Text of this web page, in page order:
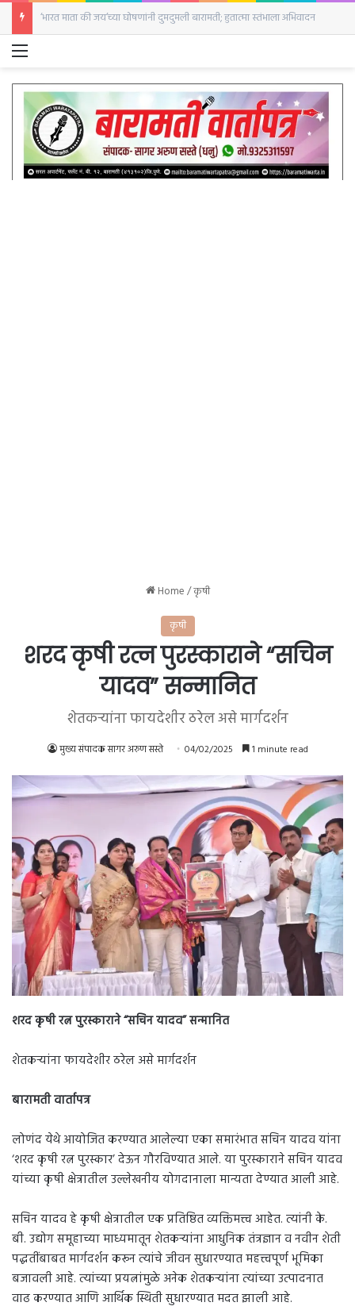
‘भारत माता की जय’च्या घोषणांनी दुमदुमली बारामती; हुतात्मा स्तंभाला अभिवादन
Menu
Home/कृषी
कृषी
शरद कृषी रत्न पुरस्काराने “सचिन
यादव” सन्मानित
शेतकऱ्यांना फायदेशीर ठरेल असे मार्गदर्शन
मुख्य संपादक सागर अरुण सस्ते 04/02/2025 1 minute read
शरद कृषी रत्न पुरस्काराने “सचिन यादव” सन्मानित
शेतकऱ्यांना फायदेशीर ठरेल असे मार्गदर्शन
बारामती वार्तापत्र
लोणंद येथे आयोजित करण्यात आलेल्या एका समारंभात सचिन यादव यांना
‘शरद कृषी रत्न पुरस्कार’ देऊन गौरविण्यात आले. या पुरस्काराने सचिन यादव
यांच्या कृषी क्षेत्रातील उल्लेखनीय योगदानाला मान्यता देण्यात आली आहे.
सचिन यादव हे कृषी क्षेत्रातील एक प्रतिष्ठित व्यक्तिमत्त्व आहेत. त्यांनी के.
बी. उद्योग समूहाच्या माध्यमातून शेतकऱ्यांना आधुनिक तंत्रज्ञान व नवीन शेती
पद्धतींबाबत मार्गदर्शन करून त्यांचे जीवन सुधारण्यात महत्त्वपूर्ण भूमिका
बजावली आहे. त्यांच्या प्रयत्नांमुळे अनेक शेतकऱ्यांना त्यांच्या उत्पादनात
वाढ करण्यात आणि आर्थिक स्थिती सुधारण्यात मदत झाली आहे.